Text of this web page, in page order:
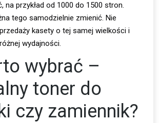
na przykład od 1000 do 1500 stron.
tego samodzielnie zmienić. Nie
kasety o tej samej wielkości i
wydajności.
wybrać –
toner do
czy zamiennik?